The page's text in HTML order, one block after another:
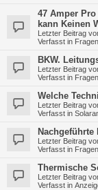
47 Amper
kann Keinen
Letzter Beitrag
Verfasst in
BKW.
Letzter Beitrag
Verfasst in
Welche
Letzter Beitrag
Verfasst in
Nachgeführte
Letzter Beitrag
Verfasst in
Thermische
Letzter Beitrag
Verfasst in